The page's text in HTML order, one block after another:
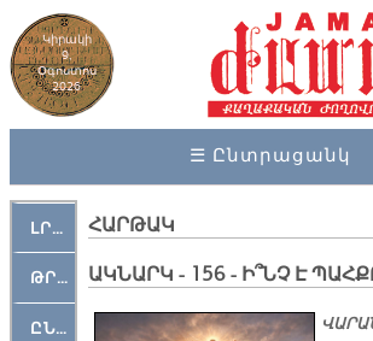
Կիրակի
9,
Օգոստոս
2026
☰ Ընտրացանկ
ԼՐԱՀՈՍ
ԹՐՔԱՀԱՅ ԿԵԱՆՔ
ԸՆԿԵՐԱՄՇԱԿՈՒԹԱՅԻՆ
ՀԱՐԹԱԿ
ԱԿՆԱՐԿ - 156 - Ի՞ՆՉ Է